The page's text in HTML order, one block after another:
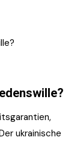
ukrainische